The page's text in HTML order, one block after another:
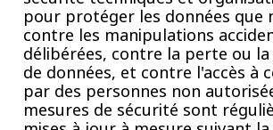
pour protéger les données que
contre les manipulations
délibérées, contre la perte ou
de données, et contre l'accès à
par des personnes non
mesures de sécurité sont